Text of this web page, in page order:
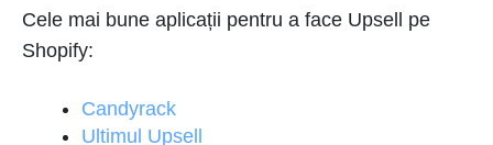
Cele mai bune aplicații pentru a face Upsell pe
Shopify:
Candyrack
Ultimul Upsell